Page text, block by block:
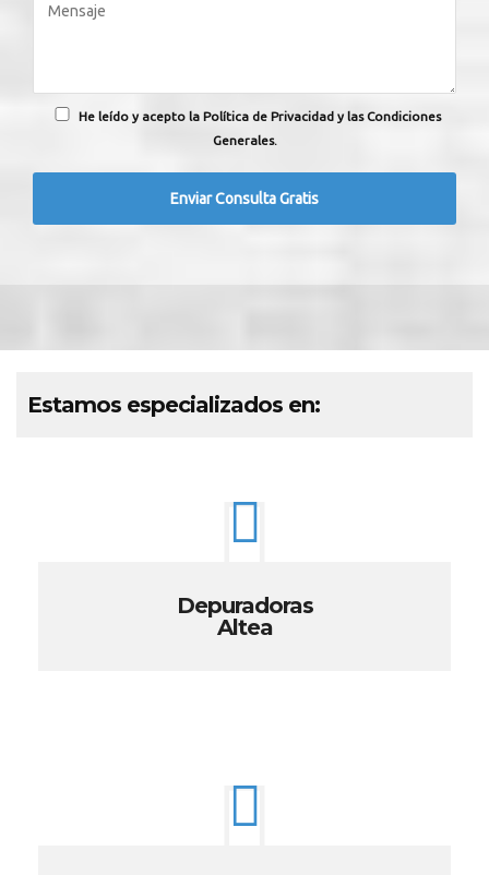
He leído y acepto la Política de Privacidad y las Condiciones
Generales.
Estamos especializados en:
Depuradoras
Altea